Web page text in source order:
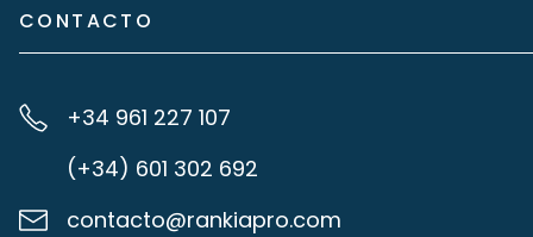
CONTACTO
+34 961 227 107
(+34) 601 302 692
contacto@rankiapro.com